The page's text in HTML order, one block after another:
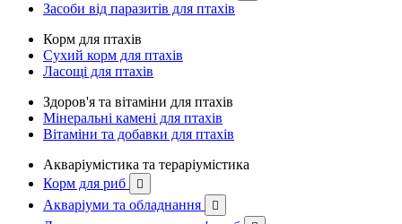
Засоби від паразитів для птахів
Корм для птахів
Сухий корм для птахів
Ласощі для птахів
Здоров'я та вітаміни для птахів
Мінеральні камені для птахів
Вітаміни та добавки для птахів
Акваріумістика та тераріумістика
Корм для риб

Акваріуми та обладнання 